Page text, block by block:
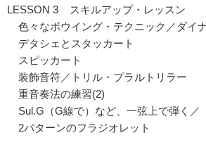
LESSON 3 スキルアップ・レッスン
色々なボウイング・テクニック／ダイナ
デタシェとスタッカート
スピッカート
装飾音符／トリル・プラルトリラー
重音奏法の練習(2)
Sul.G（G線で）など、一弦上で弾く／
2パターンのフラジオレット